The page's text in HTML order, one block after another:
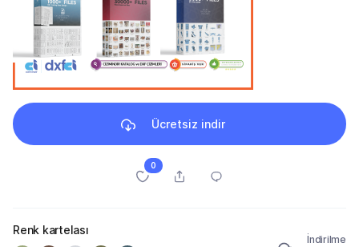
Ücretsiz indir
0
Renk kartelası
İndirilme